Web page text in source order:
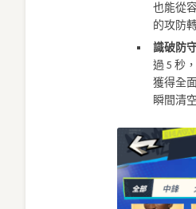
也能從
的攻防
識破防
過 5 秒
獲得全
瞬間清